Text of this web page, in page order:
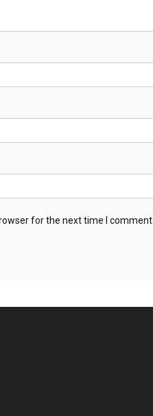
for the next time I comment.